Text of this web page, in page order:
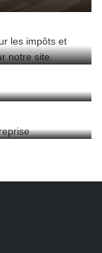
Chauffage
Pour Une